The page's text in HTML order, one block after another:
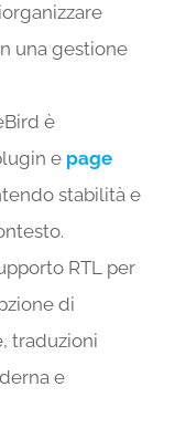
una gestione
è
e page
stabilità e
RTL per
di
traduzioni
e